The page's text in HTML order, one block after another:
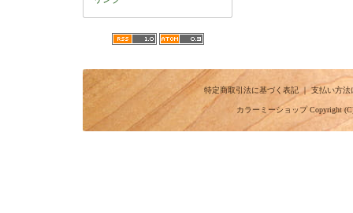
特定商取引法に基づく表記｜支払い方法
カラーミーショップCopyright